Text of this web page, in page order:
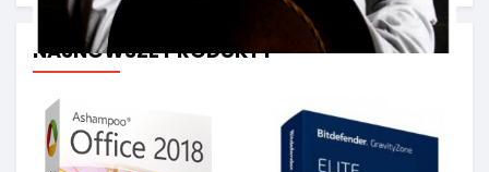
NAJNOWSZE PRODUKTY